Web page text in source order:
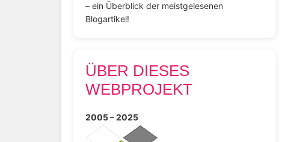
– ein Überblick der meistgelesenen
Blogartikel!
ÜBER DIESES
WEBPROJEKT
2005 – 2025